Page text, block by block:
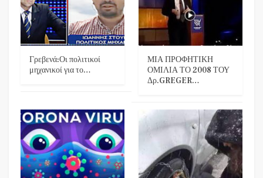
Γρεβενά:Οι πολιτικοί
μηχανικοί για το…
ΜΙΑ ΠΡΟΦΗΤΙΚΗ
ΟΜΙΛΙΑ ΤΟ 2008 ΤΟΥ
Δρ.GREGER…